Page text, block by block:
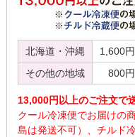
北海道・沖縄 1,600円
その他の地域
800円
13,000円以上のご注文で
クール冷凍便でお届けの
島は発送不可）、チルド